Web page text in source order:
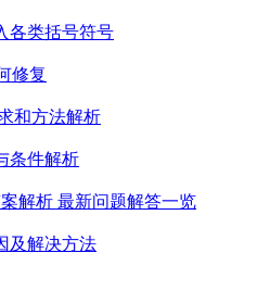
各类括号符号
修复
和方法解析
条件解析
解析 最新问题解答一览
及解决方法